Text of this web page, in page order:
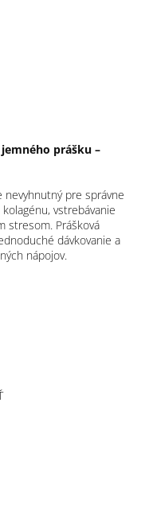
prášku –
pre správne
vstrebávanie
stresom. Prášková
dávkovanie a
nápojov.